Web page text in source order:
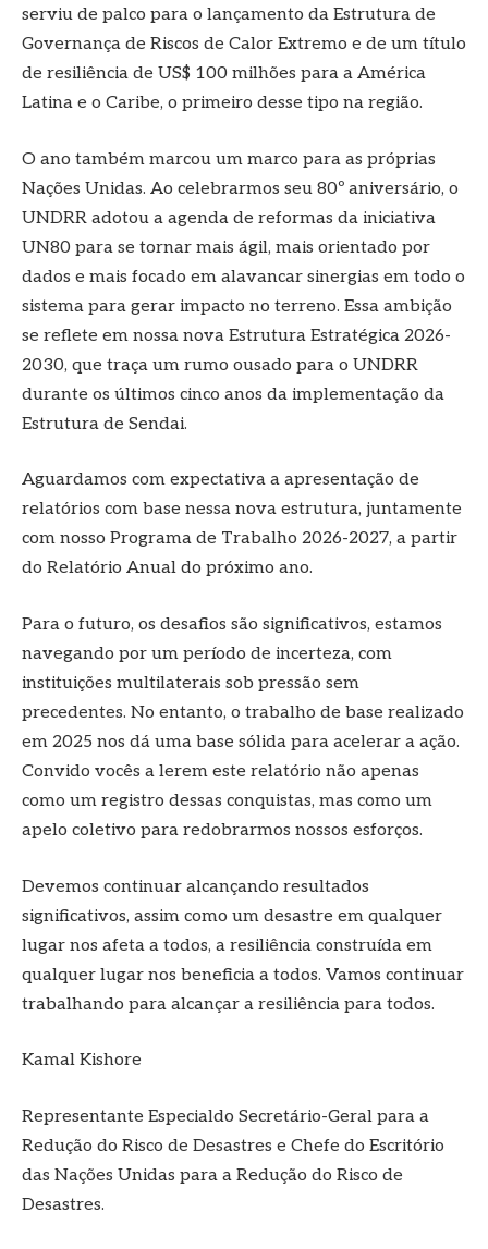
serviu de palco para o lançamento da Estrutura de
Governança de Riscos de Calor Extremo e de um título
de resiliência de US$ 100 milhões para a América
Latina e o Caribe, o primeiro desse tipo na região.
O ano também marcou um marco para as próprias
Nações Unidas. Ao celebrarmos seu 80º aniversário, o
UNDRR adotou a agenda de reformas da iniciativa
UN80 para se tornar mais ágil, mais orientado por
dados e mais focado em alavancar sinergias em todo o
sistema para gerar impacto no terreno. Essa ambição
se reflete em nossa nova Estrutura Estratégica 2026-
2030, que traça um rumo ousado para o UNDRR
durante os últimos cinco anos da implementação da
Estrutura de Sendai.
Aguardamos com expectativa a apresentação de
relatórios com base nessa nova estrutura, juntamente
com nosso Programa de Trabalho 2026-2027, a partir
do Relatório Anual do próximo ano.
Para o futuro, os desafios são significativos, estamos
navegando por um período de incerteza, com
instituições multilaterais sob pressão sem
precedentes. No entanto, o trabalho de base realizado
em 2025 nos dá uma base sólida para acelerar a ação.
Convido vocês a lerem este relatório não apenas
como um registro dessas conquistas, mas como um
apelo coletivo para redobrarmos nossos esforços.
Devemos continuar alcançando resultados
significativos, assim como um desastre em qualquer
lugar nos afeta a todos, a resiliência construída em
qualquer lugar nos beneficia a todos. Vamos continuar
trabalhando para alcançar a resiliência para todos.
Kamal Kishore
Representante Especialdo Secretário-Geral para a
Redução do Risco de Desastres e Chefe do Escritório
das Nações Unidas para a Redução do Risco de
Desastres.